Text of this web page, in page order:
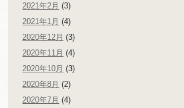
2021年2月 (3)
2021年1月 (4)
2020年12月 (3)
2020年11月 (4)
2020年10月 (3)
2020年8月 (2)
2020年7月 (4)